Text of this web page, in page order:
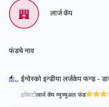
लार्ज कॅप
फंडचे नाव
ईन्वेस्को इन्डीया लर्जकेप फन्ड -
इक्विटीलार्ज कॅप म्युच्युअल फंड